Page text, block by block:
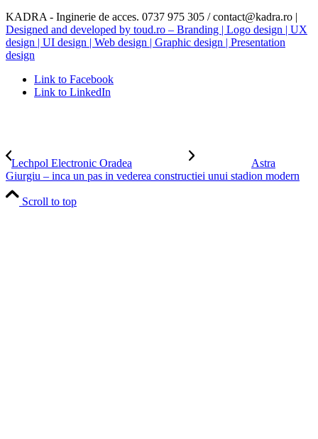
KADRA - Inginerie de acces. 0737 975 305 / contact@kadra.ro |
Designed and developed by toud.ro – Branding | Logo design | UX
design | UI design | Web design | Graphic design | Presentation
design
Link to Facebook
Link to LinkedIn
Lechpol Electronic Oradea
Astra
Giurgiu – inca un pas in vederea constructiei unui stadion modern
Scroll to top